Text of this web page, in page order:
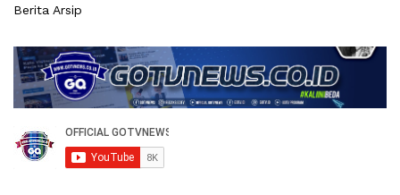
Berita Arsip